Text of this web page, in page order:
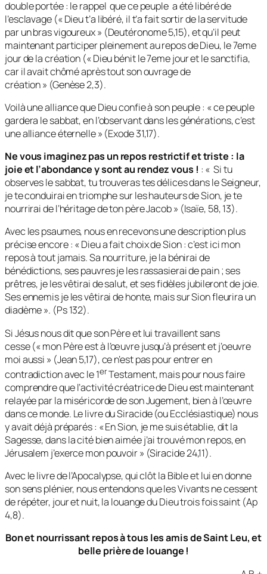
double portée : le rappel que ce peuple a été libéré de
l’esclavage («Dieu t’a libéré, il t’a fait sortir de la servitude
par un bras vigoureux» (Deutéronome 5,15), et qu’il peut
maintenant participer pleinement au repos de Dieu, le 7eme
jour de la création («Dieu bénit le 7eme jour et le sanctifia,
car il avait chômé après tout son ouvrage de
création» (Genèse 2,3).
Voilà une alliance que Dieu confie à son peuple : «ce peuple
gardera le sabbat, en l’observant dans les générations, c’est
une alliance éternelle » (Exode 31,17).
Ne vous imaginez pas un repos restrictif et triste : la
joie et l’abondance y sont au rendez vous ! : « Si tu
observes le sabbat, tu trouveras tes délices dans le Seigneur,
je te conduirai en triomphe sur les hauteurs de Sion, je te
nourrirai de l‘héritage de ton père Jacob» (Isaïe, 58, 13).
Avec les psaumes, nous en recevons une description plus
précise encore : «Dieu a fait choix de Sion : c’est ici mon
repos à tout jamais. Sa nourriture, je la bénirai de
bénédictions, ses pauvres je les rassasierai de pain ; ses
prêtres, je les vêtirai de salut, et ses fidèles jubileront de joie.
Ses ennemis je les vêtirai de honte, mais sur Sion fleurira un
diadème». (Ps 132).
Si Jésus nous dit que son Père et lui travaillent sans
cesse («mon Père est à l’œuvre jusqu’à présent et j’oeuvre
moi aussi » (Jean 5,17), ce n’est pas pour entrer en
contradiction avec le 1erTestament, mais pour nous faire
comprendre que l’activité créatrice de Dieu est maintenant
relayée par la miséricorde de son Jugement, bien à l’œuvre
dans ce monde. Le livre du Siracide (ou Ecclésiastique) nous
y avait déjà préparés : «En Sion, je me suis établie, dit la
Sagesse, dans la cité bien aimée j’ai trouvé mon repos, en
Jérusalem j’exerce mon pouvoir» (Siracide 24,11).
Avec le livre de l’Apocalypse, qui clôt la Bible et lui en donne
son sens plénier, nous entendonsqueles Vivants ne cessent
de répéter, jour et nuit, la louange du Dieu trois fois saint (Ap
4,8).
Bon et nourrissant repos à tous les amis de Saint Leu, et
belle prière de louange !